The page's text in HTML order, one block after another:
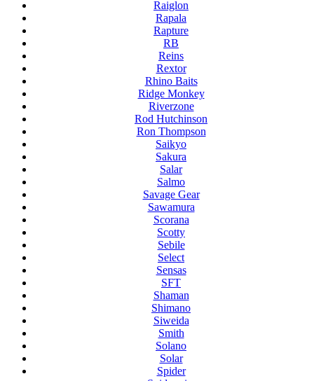
Raiglon
Rapala
Rapture
RB
Reins
Rextor
Rhino Baits
Ridge Monkey
Riverzone
Rod Hutchinson
Ron Thompson
Saikyo
Sakura
Salar
Salmo
Savage Gear
Sawamura
Scorana
Scotty
Sebile
Select
Sensas
SFT
Shaman
Shimano
Siweida
Smith
Solano
Solar
Spider